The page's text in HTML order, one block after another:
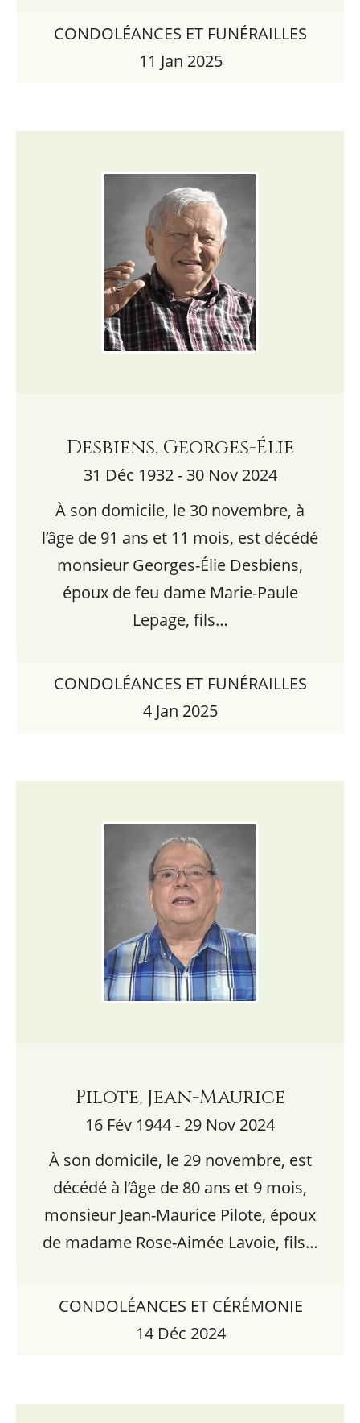
CONDOLÉANCES ET FUNÉRAILLES
11 Jan 2025
Desbiens, Georges-Élie
31 Déc 1932 - 30 Nov 2024
À son domicile, le 30 novembre, à
l’âge de 91 ans et 11 mois, est décédé
monsieur Georges-Élie Desbiens,
époux de feu dame Marie-Paule
Lepage, fils…
CONDOLÉANCES ET FUNÉRAILLES
4 Jan 2025
Pilote, Jean-Maurice
16 Fév 1944 - 29 Nov 2024
À son domicile, le 29 novembre, est
décédé à l’âge de 80 ans et 9 mois,
monsieur Jean-Maurice Pilote, époux
de madame Rose-Aimée Lavoie, fils…
CONDOLÉANCES ET CÉRÉMONIE
14 Déc 2024